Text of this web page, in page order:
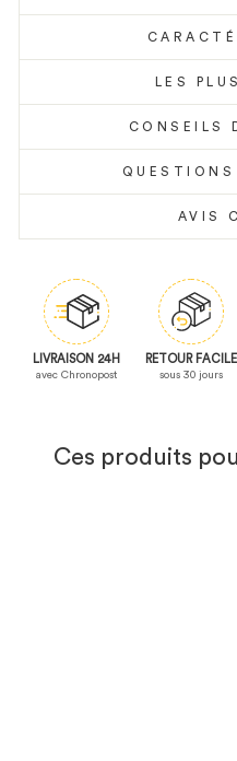
LES
CONSEILS
QUESTIONS
AVIS
LIVRAISON 24H
avec Chronopost
RETOUR FACILE
sous 30 jours
Ces produits